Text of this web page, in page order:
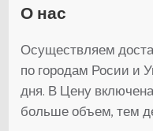
О нас
Осуществляем
по городам Росии и
дня. В Цену
больше объем, тем